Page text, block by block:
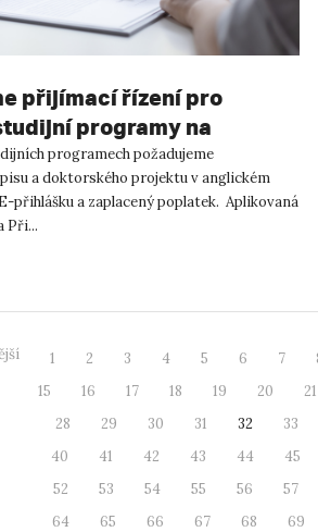
přijímací řízení pro
programy na
rok 2025/2026
programech požadujeme
a doktorského projektu v anglickém
přihlášku a zaplacený poplatek. Aplikovaná
Při...
1 2 3 4 5 6 7
15
16 17 18 19 20 21
28
29 30 31 32 33
40
41 42 43 44 45
52
53 54 55 56 57
64
65 66 67 68 69